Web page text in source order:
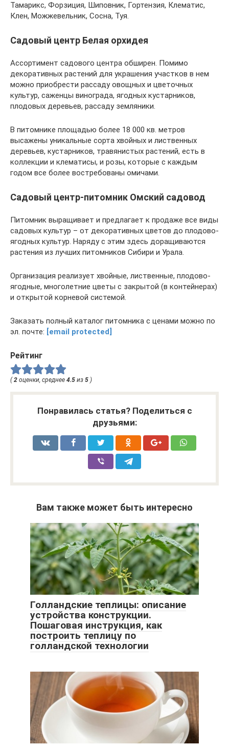
Тамарикс, Форзиция, Шиповник, Гортензия, Клематис,
Клен, Можжевельник, Сосна, Туя.
Садовый центр Белая орхидея
Ассортимент садового центра обширен. Помимо
декоративных растений для украшения участков в нем
можно приобрести рассаду овощных и цветочных
культур, саженцы винограда, ягодных кустарников,
плодовых деревьев, рассаду земляники.
В питомнике площадью более 18 000 кв. метров
высажены уникальные сорта хвойных и лиственных
деревьев, кустарников, травянистых растений, есть в
коллекции и клематисы, и розы, которые с каждым
годом все более востребованы омичами.
Садовый центр-питомник Омский садовод
Питомник выращивает и предлагает к продаже все виды
садовых культур – от декоративных цветов до плодово-
ягодных культур. Наряду с этим здесь доращиваются
растения из лучших питомников Сибири и Урала.
Организация реализует хвойные, лиственные, плодово-
ягодные, многолетние цветы с закрытой (в контейнерах)
и открытой корневой системой.
Заказать полный каталог питомника с ценами можно по
эл. почте: [email protected]
Рейтинг
( 2 оценки, среднее 4.5 из 5 )
Понравилась статья? Поделиться с
друзьями:
Вам также может быть интересно
Голландские теплицы: описание
устройства конструкции.
Пошаговая инструкция, как
построить теплицу по
голландской технологии